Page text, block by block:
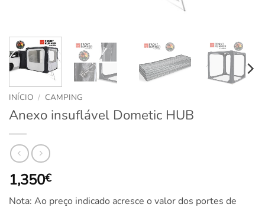
INÍCIO / CAMPING
Anexo insuflável Dometic HUB
1,350€
Nota: Ao preço indicado acresce o valor dos portes de